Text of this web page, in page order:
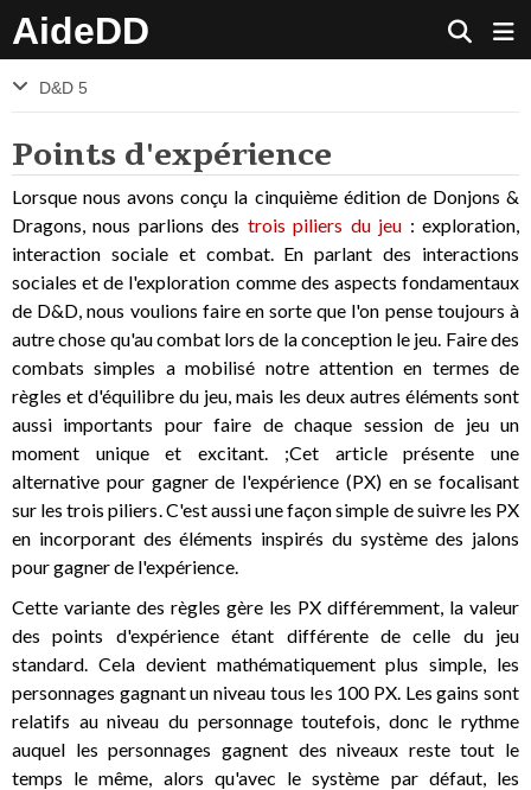
AideDD
D&D 5
Points d'expérience
Lorsque nous avons conçu la cinquième édition de Donjons &
Dragons, nous parlions des trois piliers du jeu : exploration,
interaction sociale et combat. En parlant des interactions
sociales et de l'exploration comme des aspects fondamentaux
de D&D, nous voulions faire en sorte que l'on pense toujours à
autre chose qu'au combat lors de la conception le jeu. Faire des
combats simples a mobilisé notre attention en termes de
règles et d'équilibre du jeu, mais les deux autres éléments sont
aussi importants pour faire de chaque session de jeu un
moment unique et excitant. ;Cet article présente une
alternative pour gagner de l'expérience (PX) en se focalisant
sur les trois piliers. C'est aussi une façon simple de suivre les PX
en incorporant des éléments inspirés du système des jalons
pour gagner de l'expérience.
Cette variante des règles gère les PX différemment, la valeur
des points d'expérience étant différente de celle du jeu
standard. Cela devient mathématiquement plus simple, les
personnages gagnant un niveau tous les 100 PX. Les gains sont
relatifs au niveau du personnage toutefois, donc le rythme
auquel les personnages gagnent des niveaux reste tout le
temps le même, alors qu'avec le système par défaut, les